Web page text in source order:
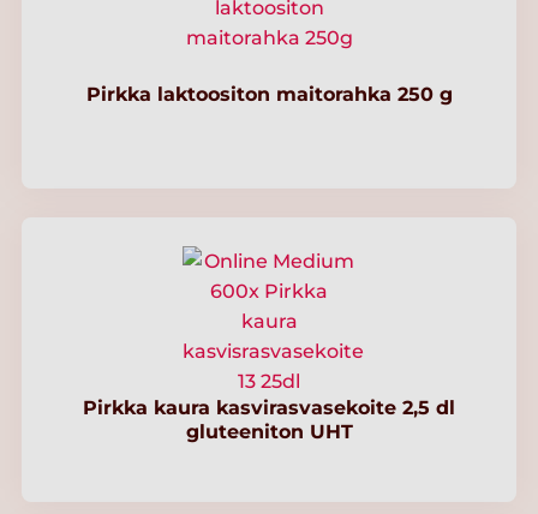
Pirkka laktoositon maitorahka 250 g
Pirkka kaura kasvirasvasekoite 2,5 dl
gluteeniton UHT